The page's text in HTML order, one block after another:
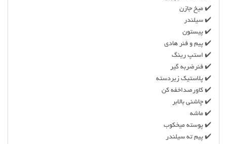
✔️ میخ جازن
✔️ سیلندر
✔️ پیستون
✔️ پیم و فنر هادی
✔️ استپ رینگ
✔️ فنرضربه گیر
✔️ پلاستیک زیردسته
✔️ کاورصداخفه کن
✔️ چاشنی بالابر
✔️ ماشه
✔️ پوسته میخکوب
✔️ پیم ته سیلندر